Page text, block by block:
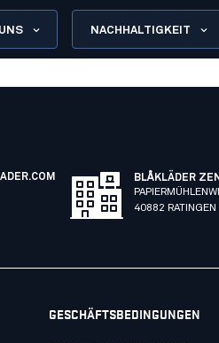
NACHHALTIGKEIT
BLÅKLÄDER
40882 RATINGEN
GESCHÄFTSBEDINGUNGEN